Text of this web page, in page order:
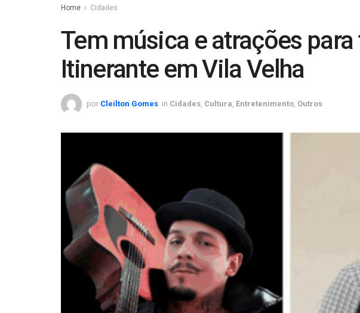
Home Cidades
Tem música e atrações
Itinerante em Vila Velha
por Cleilton Gomes in Cidades Cultura Entretenimento Outros